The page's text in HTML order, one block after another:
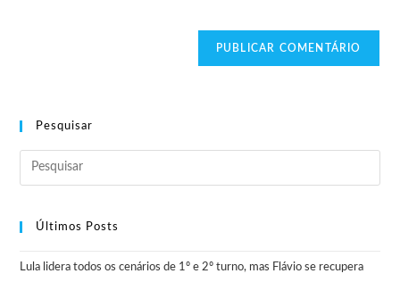
Pesquisar
Últimos Posts
Lula lidera todos os cenários de 1º e 2º turno, mas Flávio se recupera